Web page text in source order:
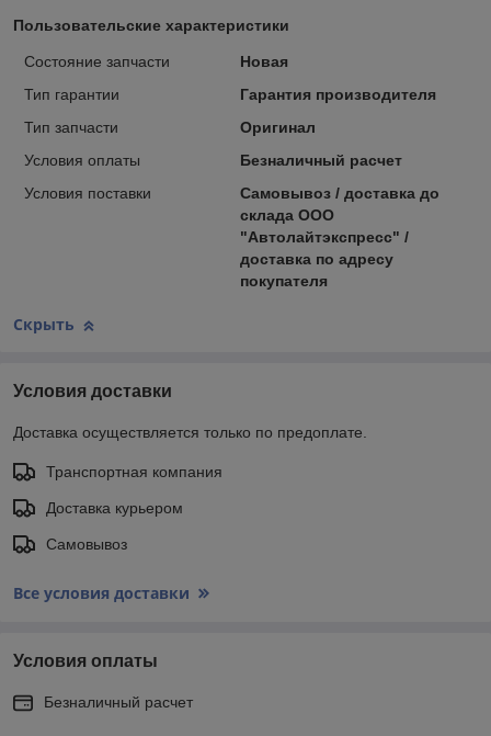
Пользовательские характеристики
Состояние запчасти
Новая
Тип гарантии
Гарантия производителя
Тип запчасти
Оригинал
Условия оплаты
Безналичный расчет
Условия поставки
Самовывоз / доставка до
склада ООО
"Автолайтэкспресс" /
доставка по адресу
покупателя
Скрыть
Условия доставки
Доставка осуществляется только по предоплате.
Транспортная компания
Доставка курьером
Самовывоз
Все условия доставки
Условия оплаты
Безналичный расчет